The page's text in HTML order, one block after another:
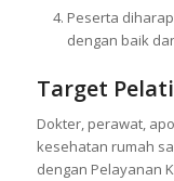
Peserta
dengan baik
Target
Dokter, perawat,
kesehatan rumah
dengan Pelayanan